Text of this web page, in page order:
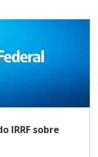
IRRF sobre